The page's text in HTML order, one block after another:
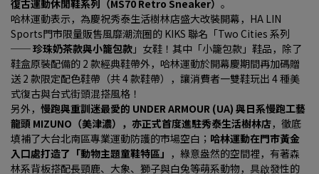
復古運動休閒鞋系列（MS70 Retro Sneaker） 。
哈林運動表示，為慶祝秀泰生活樹林店盛大改裝開幕，HA LIN
Sports門市限量販售風靡潮流圈的 KIKS 聯名「Two Cities 系列
── 珍珠奶茶款與小籠包款 」女鞋！其中「小籠包款」鞋品，除了
鞋盒原裝配備的 2 款經典鞋帶外，哈林運動於開幕慶期間再加碼贈
送 2 款限定配色鞋帶（共 4 款鞋帶），讓消費者一雙鞋玩出 4 種美
式復古與台式街頭混搭風格！
另外， 慢跑與重訓迷最愛的 UNDER ARMOUR (UA) 與日系慢跑工藝
龍頭 MIZUNO（美津濃），亦正式首度進駐秀泰生活樹林店，徹底
填補了大台北南區專業運動防護的市場空白； 哈林運動在門市黃金
入口處打造了「動物主題童鞋特區」 ，綠意盎然的空間裡，有著森
林系背板搭配長頸鹿、大象、獅子與白兔等萌系動物，具啟發性的